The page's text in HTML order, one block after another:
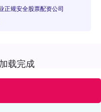
正规安全股票配资公司
载完成